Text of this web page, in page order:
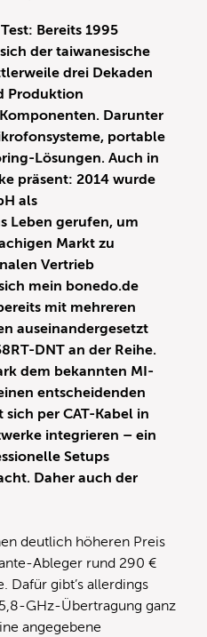
Bereits 1995
der taiwanesische
drei Dekaden
Produktion
Darunter
portable
Lösungen. Auch in
präsent: 2014 wurde
als
Leben gerufen, um
Markt zu
Vertrieb
mein bonedo.de
mit mehreren
auseinandergesetzt
DNT an der Reihe.
dem bekannten MI-
entscheidenden
sich per CAT-Kabel in
integrieren – ein
Setups
Daher auch der
deutlich höheren Preis
Ableger rund 290 €
Dafür gibt’s allerdings
GHz-Übertragung ganz
angegebene